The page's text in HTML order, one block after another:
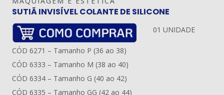
SUTIÃ INVISÍVEL COLANTE DE SILICONE
01 UNIDADE
CÓD 6271 – Tamanho P (36 ao 38)
CÓD 6333 – Tamanho M (38 ao 40)
CÓD 6334 – Tamanho G (40 ao 42)
CÓD 6335 – Tamanho GG (42 ao 44)